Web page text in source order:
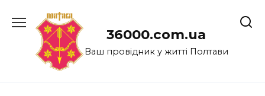
до
36000.com.ua
Ваш провідник у житті Полтави